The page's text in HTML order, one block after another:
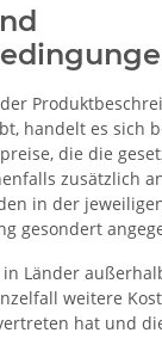
handelt es sich
die die
zusätzlich
in der
gesondert
Länder
weitere
hat und